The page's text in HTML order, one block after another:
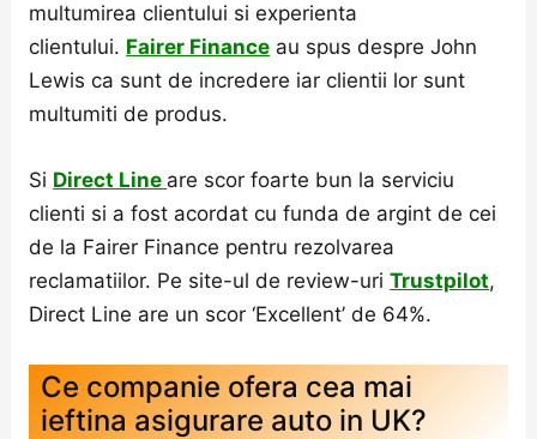
multumirea clientului si experienta
clientului. Fairer Finance au spus despre John
Lewis ca sunt de incredere iar clientii lor sunt
multumiti de produs.
Si Direct Line are scor foarte bun la serviciu
clienti si a fost acordat cu funda de argint de cei
de la Fairer Finance pentru rezolvarea
reclamatiilor. Pe site-ul de review-uriTrustpilot,
Direct Line are un scor ‘Excellent’ de 64%.
Ce companie ofera cea mai
ieftina asigurare auto in UK?